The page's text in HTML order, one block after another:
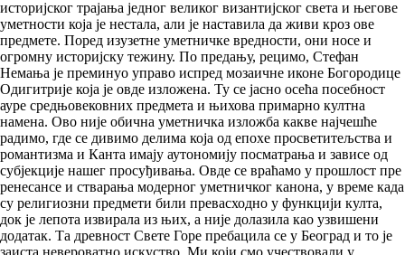
историјског трајања једног великог византијског света и његове
уметности која је нестала, али је наставила да живи кроз ове
предмете. Поред изузетне уметничке вредности, они носе и
огромну историјску тежину. По предању, рецимо, Стефан
Немања је преминуо управо испред мозаичне иконе Богородице
Одигитрије која је овде изложена. Ту се јасно осећа посебност
ауре средњовековних предмета и њихова примарно култна
намена. Ово није обична уметничка изложба какве најчешће
радимо, где се дивимо делима која од епохе просветитељства и
романтизма и Канта имају аутономију посматрања и зависе од
субјекције нашег просуђивања. Овде се враћамо у прошлост пре
ренесансе и стварања модерног уметничког канона, у време када
су религиозни предмети били превасходно у функцији култа,
док је лепота извирала из њих, а није долазила као узвишени
додатак. Та древност Свете Горе пребацила се у Београд и то је
заиста невероватно искуство. Ми који смо учествовали у